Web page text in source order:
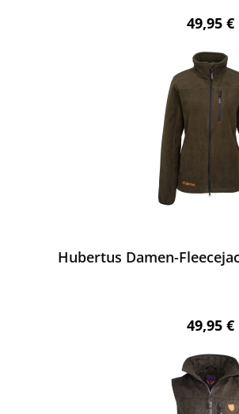
49,95 €
Hubertus Damen-
49,95 €